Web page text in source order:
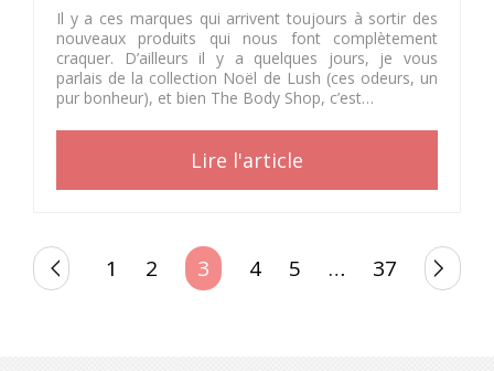
Il y a ces marques qui arrivent toujours à sortir des
nouveaux produits qui nous font complètement
craquer. D’ailleurs il y a quelques jours, je vous
parlais de la collection Noël de Lush (ces odeurs, un
pur bonheur), et bien The Body Shop, c’est…
Lire l'article
POSTS
1 2 3 4 5 … 37